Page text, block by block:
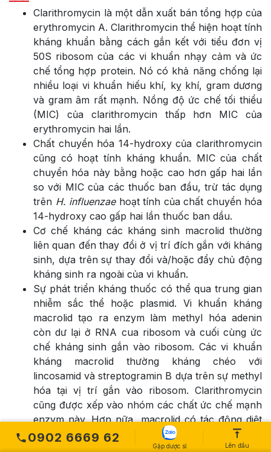
Clarithromycin là một dẫn xuất bán tổng hợp của
erythromycin A. Clarithromycin thể hiện hoạt tính
kháng khuẩn bằng cách gắn kết với tiểu đơn vị
50S ribosom của các vi khuẩn nhạy cảm và ức
chế tổng hợp protein. Nó có khả năng chống lại
nhiều loại vi khuẩn hiếu khí, kỵ khí, gram dương
và gram âm rất mạnh. Nồng độ ức chế tối thiểu
(MIC) của clarithromycin thấp hơn MIC của
erythromycin hai lần.
Chất chuyển hóa 14-hydroxy của clarithromycin
cũng có hoạt tính kháng khuẩn. MIC của chất
chuyển hóa này bằng hoặc cao hơn gấp hai lần
so với MIC của các thuốc ban đầu, trừ tác dụng
trên H. influenzaehoạt tính của chất chuyển hóa
14-hydroxy cao gấp hai lần thuốc ban dầu.
Cơ chế kháng các kháng sinh macrolid thường
liên quan đến thay đổi ở vị trí đích gắn với kháng
sinh, dựa trên sự thay đổi và/hoặc đẩy chủ động
kháng sinh ra ngoài của vi khuẩn.
Sự phát triển kháng thuốc có thể qua trung gian
nhiễm sắc thể hoặc plasmid. Vi khuẩn kháng
macrolid tạo ra enzym làm methyl hóa adenin
còn dư lại ở RNA cua ribosom và cuối cùng ức
chế kháng sinh gắn vào ribosom. Các vi khuẩn
kháng macrolid thường kháng chéo với
lincosamid và streptogramin B dựa trên sự methyl
hóa tại vị trí gắn vào ribosom. Clarithromycin
cũng được xếp vào nhóm các chất ức chế mạnh
enzym này. Hơn nữa, macrolid có tác động diệt
khuẩn bằng cách ức chế peptidyl transferase của
0902 6669 62
Gặp dược sĩ Lên đầu